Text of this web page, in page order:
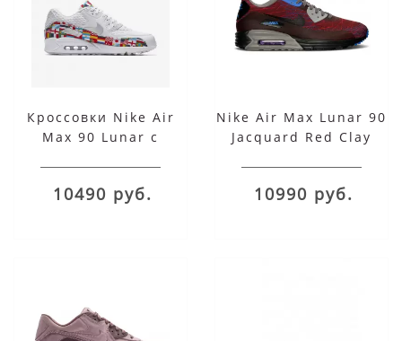
Кроссовки Nike Air
Max 90 Lunar с
10490 руб.
Nike Air Max Lunar 90
Jacquard Red Clay
10990 руб.